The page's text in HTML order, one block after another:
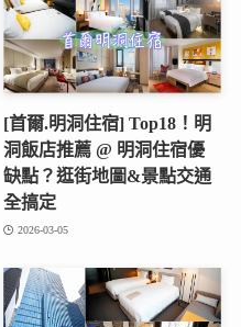
[首爾.明洞住宿] Top18！明
洞飯店推薦 @ 明洞住宿優
缺點？逛街地圖&景點交通
全搞定
2026-03-05